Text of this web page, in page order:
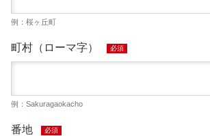
例：桜ヶ丘町
町村（ローマ字） 必須
例：Sakuragaokacho
番地 必須